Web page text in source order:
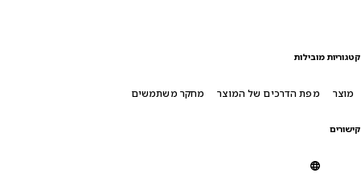
קטגוריות מובילות
מוצר מפת הדרכים של המוצר מחקר משתמשים
קישורים